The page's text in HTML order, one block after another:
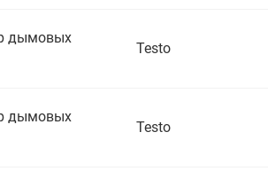
дымовых
Testo
дымовых
Testo